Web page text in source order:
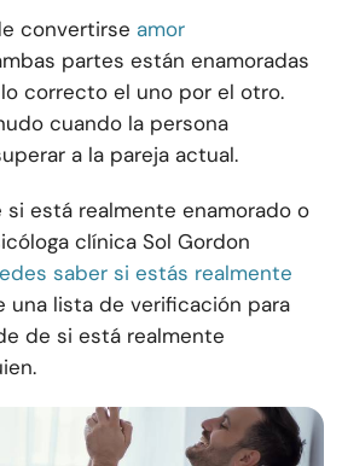
convertirse amor
partes están enamoradas
correcto el uno por el otro.
cuando la persona
a la pareja actual.
está realmente enamorado o
clínica Sol Gordon
saber si estás realmente
una lista de verificación para
de si está realmente